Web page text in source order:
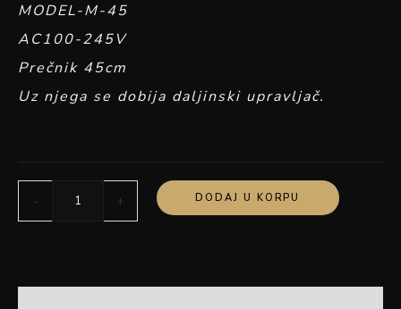
MODEL-M-45
AC100-245V
Prečnik 45cm
Uz njega se dobija daljinski upravljač.
- + DODAJ U KORPU